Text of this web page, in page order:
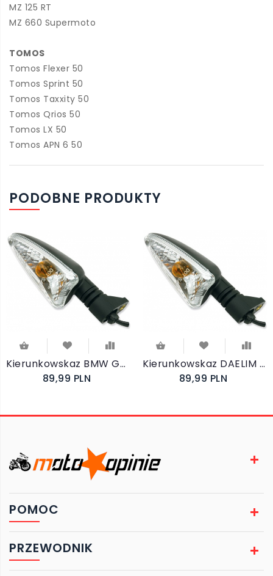
MZ 125 RT
MZ 660 Supermoto
TOMOS
Tomos Flexer 50
Tomos Sprint 50
Tomos Taxxity 50
Tomos Qrios 50
Tomos LX 50
Tomos APN 6 50
PODOBNE PRODUKTY
Kierunkowskaz BMW G650 X CHALLENGE 2007-
89,99 PLN
Kierunkowskaz DAELIM VJ 125 ROADWIN 2003-2010
89,99 PLN
POMOC
PRZEWODNIK